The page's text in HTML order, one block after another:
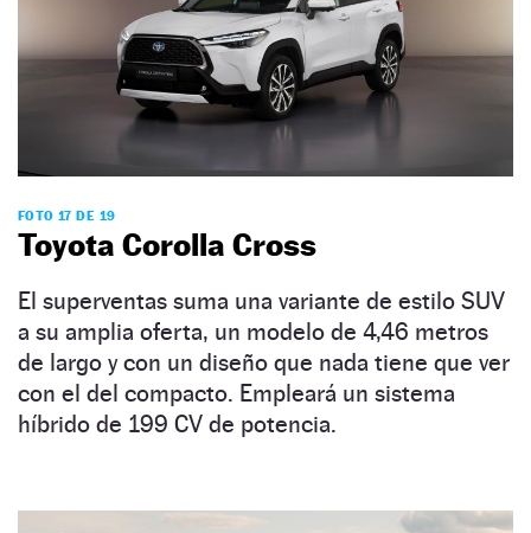
FOTO 17 DE 19
Toyota Corolla Cross
El superventas suma una variante de estilo SUV
a su amplia oferta, un modelo de 4,46 metros
de largo y con un diseño que nada tiene que ver
con el del compacto. Empleará un sistema
híbrido de 199 CV de potencia.